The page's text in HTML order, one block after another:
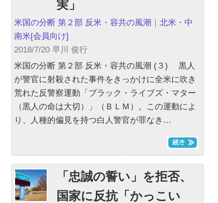
実」
米国の分断 第２部 反米・容共の風潮 ｜北米・中
南米[会員向け]
2018/7/20 早川 俊行
米国の分断 第２部 反米・容共の風潮 (３) 黒人
が警官に射殺された事件をきっかけに全米に吹き
荒れた反警察運動「ブラック・ライブズ・マター
（黒人の命は大切）」（ＢＬＭ）。この運動によ
り、人種的偏見を持つ白人警官が罪なき…
「忠誠の誓い」を拒否、
国家に反抗「かっこい